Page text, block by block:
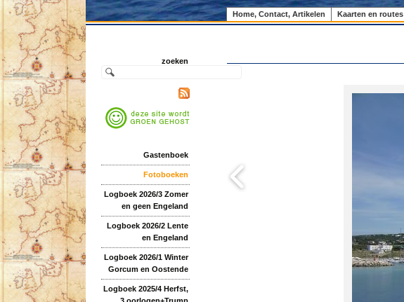
Home, Contact, Artikelen Kaarten en routes
zoeken
Gastenboek
Fotoboeken
Logboek 2026/3 Zomer
en geen Engeland
Logboek 2026/2 Lente
en Engeland
Logboek 2026/1 Winter
Gorcum en Oostende
Logboek 2025/4 Herfst,